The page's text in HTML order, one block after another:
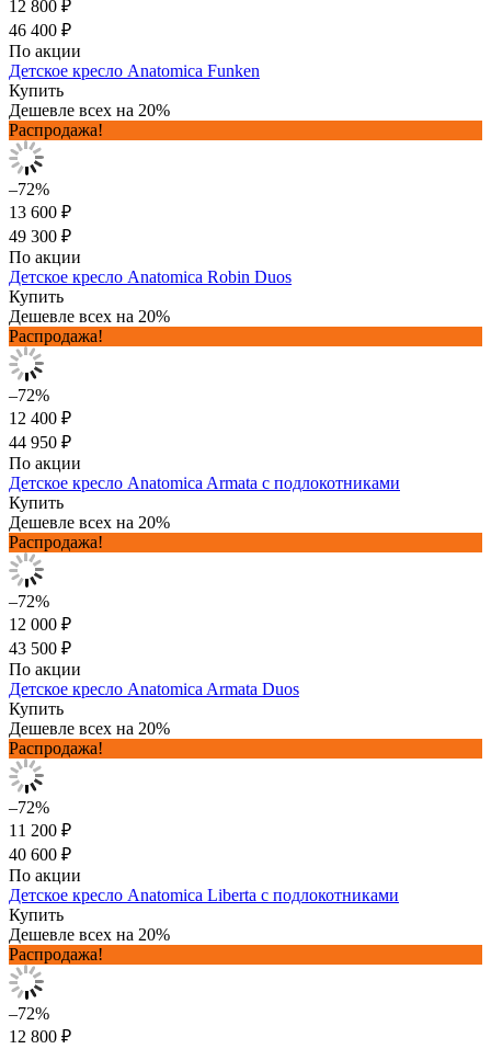
12 800 ₽
46 400 ₽
По акции
Детское кресло Anatomica Funken
Купить
Дешевле всех на 20%
Распродажа!
–72%
13 600 ₽
49 300 ₽
По акции
Детское кресло Anatomica Robin Duos
Купить
Дешевле всех на 20%
Распродажа!
–72%
12 400 ₽
44 950 ₽
По акции
Детское кресло Anatomica Armata с подлокотниками
Купить
Дешевле всех на 20%
Распродажа!
–72%
12 000 ₽
43 500 ₽
По акции
Детское кресло Anatomica Armata Duos
Купить
Дешевле всех на 20%
Распродажа!
–72%
11 200 ₽
40 600 ₽
По акции
Детское кресло Anatomica Liberta с подлокотниками
Купить
Дешевле всех на 20%
Распродажа!
–72%
12 800 ₽